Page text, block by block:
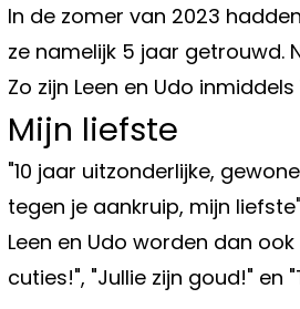
In de zomer van 2023
ze namelijk 5 jaar getrouwd.
Zo zijn Leen en Udo
Mijn liefste
"10 jaar uitzonderlijke,
tegen je aankruip, mijn
Leen en Udo worden dan
cuties!", "Jullie zijn goud!" en